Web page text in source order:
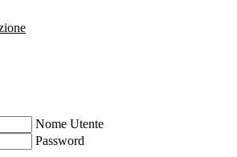
Nome Utente
Password